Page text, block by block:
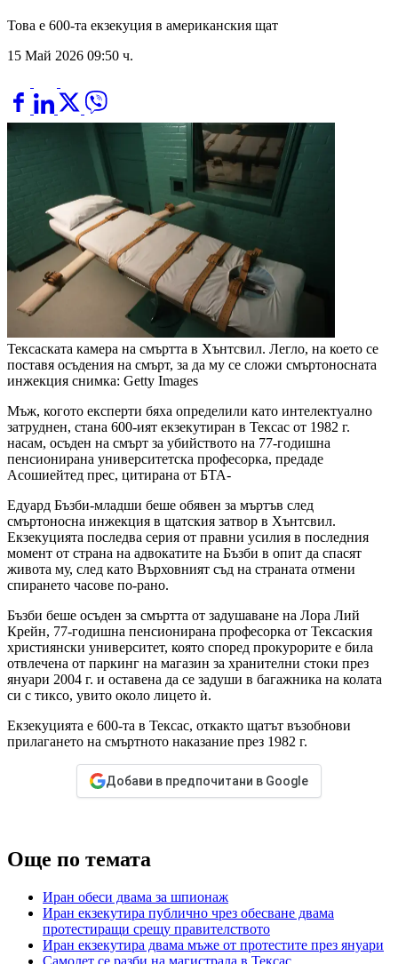
Това е 600-та екзекуция в американския щат
15 Май 2026 09:50 ч.
Тексаската камера на смъртта в Хънтсвил. Легло, на което се
поставя осъдения на смърт, за да му се сложи смъртоносната
инжекция снимка: Getty Images
Мъж, когото експерти бяха определили като интелектуално
затруднен, стана 600-ият екзекутиран в Тексас от 1982 г.
насам, осъден на смърт за убийството на 77-годишна
пенсионирана университетска професорка, предаде
Асошиейтед прес, цитирана от БТА-
Едуард Бъзби-младши беше обявен за мъртъв след
смъртоносна инжекция в щатския затвор в Хънтсвил.
Екзекуцията последва серия от правни усилия в последния
момент от страна на адвокатите на Бъзби в опит да спасят
живота му, след като Върховният съд на страната отмени
спирането часове по-рано.
Бъзби беше осъден за смъртта от задушаване на Лора Лий
Крейн, 77-годишна пенсионирана професорка от Тексаския
християнски университет, която според прокурорите е била
отвлечена от паркинг на магазин за хранителни стоки през
януари 2004 г. и оставена да се задуши в багажника на колата
си с тиксо, увито около лицето ѝ.
Екзекуцията е 600-та в Тексас, откакто щатът възобнови
прилагането на смъртното наказание през 1982 г.
Добави в предпочитани в Google
Още по темата
Иран обеси двама за шпионаж
Иран екзекутира публично чрез обесване двама
протестиращи срещу правителството
Иран екзекутира двама мъже от протестите през януари